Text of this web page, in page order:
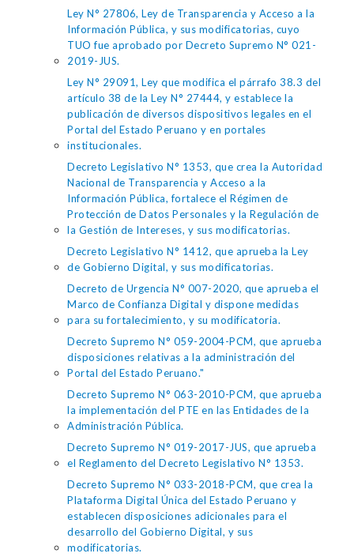
Ley N° 27806, Ley de Transparencia y Acceso a la
Información Pública, y sus modificatorias, cuyo
TUO fue aprobado por Decreto Supremo N° 021-
2019-JUS.
Ley N° 29091, Ley que modifica el párrafo 38.3 del
artículo 38 de la Ley N° 27444, y establece la
publicación de diversos dispositivos legales en el
Portal del Estado Peruano y en portales
institucionales.
Decreto Legislativo N° 1353, que crea la Autoridad
Nacional de Transparencia y Acceso a la
Información Pública, fortalece el Régimen de
Protección de Datos Personales y la Regulación de
la Gestión de Intereses, y sus modificatorias.
Decreto Legislativo N° 1412, que aprueba la Ley
de Gobierno Digital, y sus modificatorias.
Decreto de Urgencia N° 007-2020, que aprueba el
Marco de Confianza Digital y dispone medidas
para su fortalecimiento, y su modificatoria.
Decreto Supremo N° 059-2004-PCM, que aprueba
disposiciones relativas a la administración del
Portal del Estado Peruano."
Decreto Supremo N° 063-2010-PCM, que aprueba
la implementación del PTE en las Entidades de la
Administración Pública.
Decreto Supremo N° 019-2017-JUS, que aprueba
el Reglamento del Decreto Legislativo N° 1353.
Decreto Supremo N° 033-2018-PCM, que crea la
Plataforma Digital Única del Estado Peruano y
establecen disposiciones adicionales para el
desarrollo del Gobierno Digital, y sus
modificatorias.